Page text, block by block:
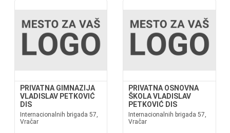
PRIVATNA GIMNAZIJA
VLADISLAV PETKOVIĆ
DIS
Internacionalnih brigada 57,
Vračar
PRIVATNA OSNOVNA
ŠKOLA VLADISLAV
PETKOVIĆ DIS
Internacionalnih brigada 57,
Vračar